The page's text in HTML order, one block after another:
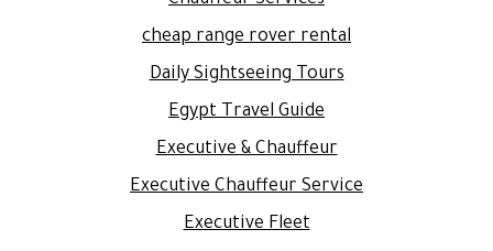
cheap range rover rental
Daily Sightseeing Tours
Egypt Travel Guide
Executive & Chauffeur
Executive Chauffeur Service
Executive Fleet